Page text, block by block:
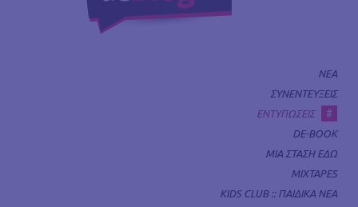
ΝΕΑ
ΣΥΝΕΝΤΕΥΞΕΙΣ
ΕΝΤΥΠΩΣΕΙΣ
#
DE-BOOK
ΜΙΑ ΣΤΑΣΗ ΕΔΩ
MIXTAPES
KIDS CLUB :: ΠΑΙΔΙΚΑ ΝΕΑ